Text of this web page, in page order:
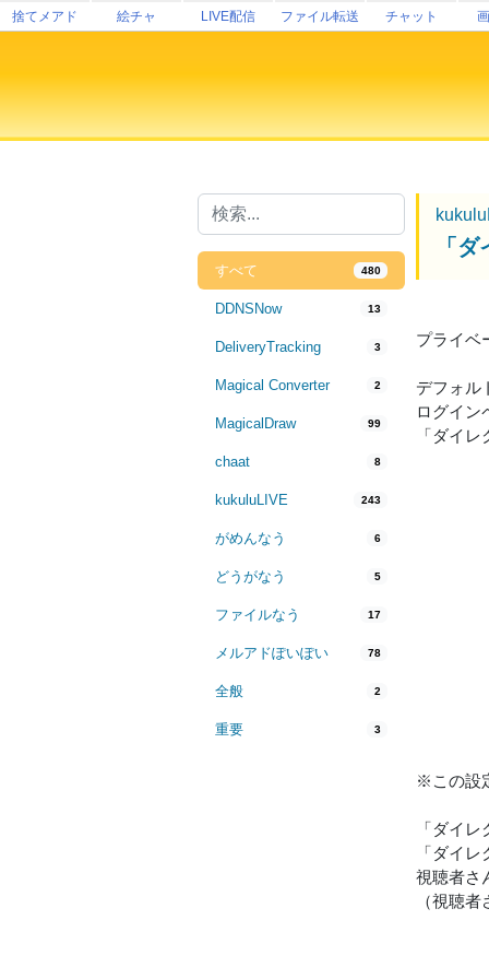
捨てメアド 絵チャ LIVE配信 ファイル転送 チャット
すべて 480
DDNSNow 13
DeliveryTracking 3
Magical Converter 2
MagicalDraw 99
chaat 8
kukuluLIVE 243
がめんなう 6
どうがなう 5
ファイルなう 17
メルアドぽいぽい 78
全般 2
重要 3
「
プライベ
デフォル
ログイン
「ダイ
※この設
「ダイ
「ダイ
視聴者さ
（視聴